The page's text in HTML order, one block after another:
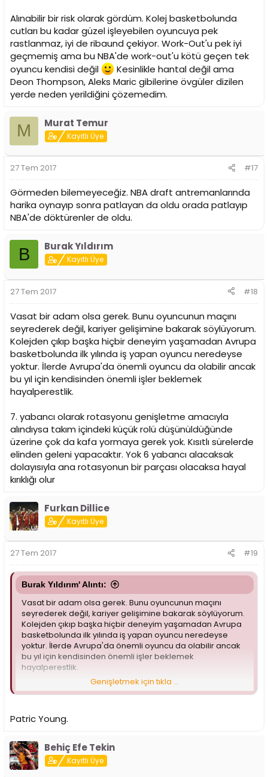
Alınabilir bir risk olarak gördüm. Kolej basketbolunda
cutları bu kadar güzel işleyebilen oyuncuya pek
rastlanmaz, iyi de ribaund çekiyor. Work-Out'u pek iyi
geçmemiş ama bu NBA'de work-out'u kötü geçen tek
oyuncu kendisi değil
Kesinlikle hantal değil ama
Deon Thompson, Aleks Maric gibilerine övgüler dizilen
yerde neden yerildiğini çözemedim.
M Murat Temur
Kayıtlı Üye
27 Tem 2017 #17
Görmeden bilemeyeceğiz. NBA draft antremanlarında
harika oynayıp sonra patlayan da oldu orada patlayıp
NBA'de döktürenler de oldu.
B Burak Yıldırım
Kayıtlı Üye
27 Tem 2017 #18
Vasat bir adam olsa gerek. Bunu oyuncunun maçını
seyrederek değil, kariyer gelişimine bakarak söylüyorum.
Kolejden çıkıp başka hiçbir deneyim yaşamadan Avrupa
basketbolunda ilk yılında iş yapan oyuncu neredeyse
yoktur. İlerde Avrupa'da önemli oyuncu da olabilir ancak
bu yıl için kendisinden önemli işler beklemek
hayalperestlik.
7. yabancı olarak rotasyonu genişletme amacıyla
alındıysa takım içindeki küçük rolü düşünüldüğünde
üzerine çok da kafa yormaya gerek yok. Kısıtlı sürelerde
elinden geleni yapacaktır. Yok 6 yabancı alacaksak
dolayısıyla ana rotasyonun bir parçası olacaksa hayal
kırıklığı olur
Furkan Dillice
Kayıtlı Üye
27 Tem 2017 #19
Burak Yıldırım' Alıntı:
Vasat bir adam olsa gerek. Bunu oyuncunun maçını
seyrederek değil, kariyer gelişimine bakarak söylüyorum.
Kolejden çıkıp başka hiçbir deneyim yaşamadan Avrupa
basketbolunda ilk yılında iş yapan oyuncu neredeyse
yoktur. İlerde Avrupa'da önemli oyuncu da olabilir ancak
bu yıl için kendisinden önemli işler beklemek
hayalperestlik.
7. yabancı olarak rotasyonu genişletme amacıyla
elinden geleni yapacaktır. Yok 6 yabancı alacaksak
kırıklığı olur
Genişletmek için tıkla ...
Patric Young.
Behiç Efe Tekin
Kayıtlı Üye